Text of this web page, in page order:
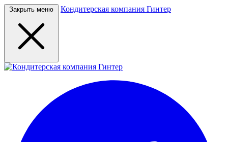
Закрыть меню Кондитерская компания Гинтер